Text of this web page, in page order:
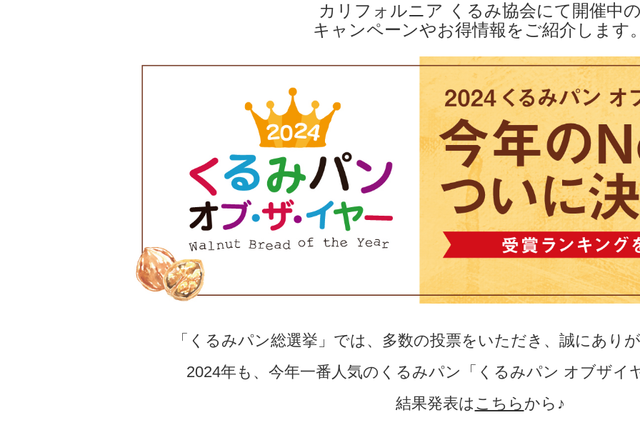
カリフォルニア くるみ協会にて開催中
キャンペーンやお得情報をご紹介します
「くるみパン総選挙」では、多数の投票をいただき、誠にあり
2024年も、今年一番人気のくるみパン「くるみパン オブザイ
結果発表は こちら から♪